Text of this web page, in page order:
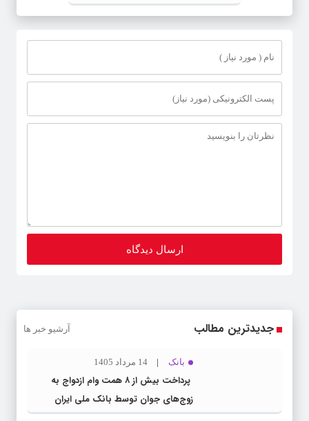
جدیدترین مطالب آرشیو خبر ها
بانک 14 مرداد 1405
پرداخت بیش از ۸ همت وام ازدواج به
زوج‌های جوان توسط بانک ملی ایران